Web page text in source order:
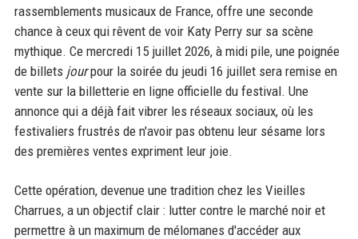
rassemblements musicaux de France, offre une seconde
chance à ceux qui rêvent de voir Katy Perry sur sa scène
mythique. Ce mercredi 15 juillet 2026, à midi pile, une poignée
de billets jourpour la soirée du jeudi 16 juillet sera remise en
vente sur la billetterie en ligne officielle du festival. Une
annonce qui a déjà fait vibrer les réseaux sociaux, où les
festivaliers frustrés de n'avoir pas obtenu leur sésame lors
des premières ventes expriment leur joie.
Cette opération, devenue une tradition chez les Vieilles
Charrues, a un objectif clair : lutter contre le marché noir et
permettre à un maximum de mélomanes d'accéder aux